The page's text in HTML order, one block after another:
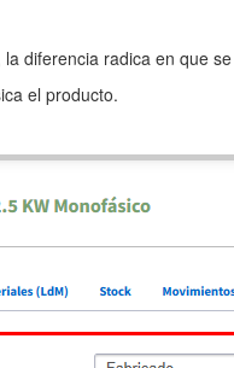
diferencia radica en que
el producto.